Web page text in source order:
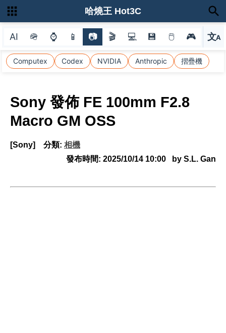
AI 🪖 ⌚ 📱 📷 🎬 💻 💾 🖱 🎮 文A
選
Computex Codex NVIDIA Anthropic 摺疊機
哈燒王 Hot3C
Sony 發佈 FE 100mm F2.8
Macro GM OSS
[Sony] 分類: 相機
發布時間: 2025/10/14 10:00 by S.L. Gan